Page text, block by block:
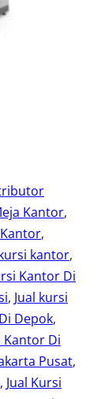
Kantor
kantor
Kantor Di
, Jual kursi
Depok
Kantor Di
Pusat
, Jual Kursi